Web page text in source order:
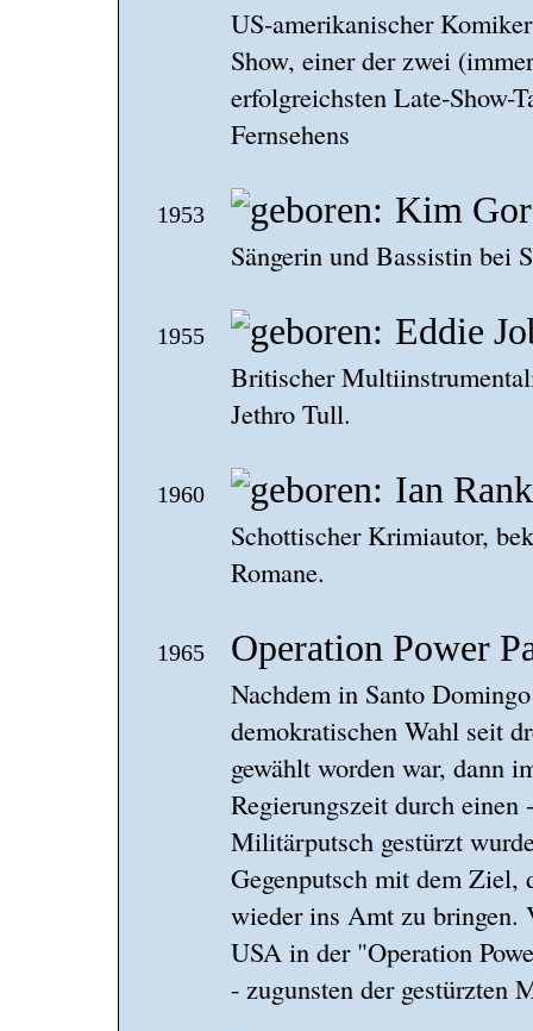
US-amerikanischer
Show, einer der zwei
erfolgreichsten Late-Show-
Fernsehens
1953 Kim
Sängerin und Bassistin bei
1955 Eddie
Britischer
Jethro Tull.
1960 Ian
Schottischer Krimiautor,
Romane.
1965 Operation Power
Nachdem in Santo
demokratischen Wahl seit
gewählt worden war, dann
Regierungszeit durch
Militärputsch gestürzt
Gegenputsch mit dem Ziel,
wieder ins Amt zu bringen.
USA in der "Operation
- zugunsten der gestürzten